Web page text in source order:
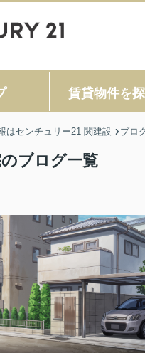
賃貸物件を
はセンチュリー21 関建設 ブロ
ブログ一覧